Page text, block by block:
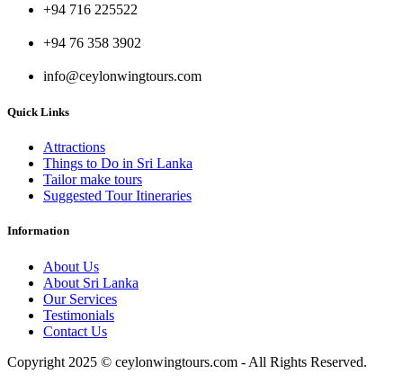
+94 716 225522
+94 76 358 3902
info@ceylonwingtours.com
Quick Links
Attractions
Things to Do in Sri Lanka
Tailor make tours
Suggested Tour Itineraries
Information
About Us
About Sri Lanka
Our Services
Testimonials
Contact Us
Copyright 2025 © ceylonwingtours.com - All Rights Reserved.